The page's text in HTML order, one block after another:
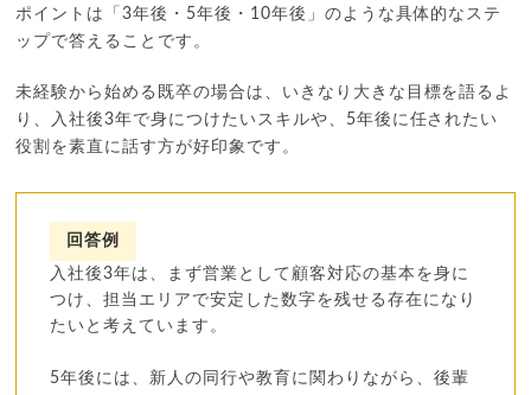
ポイントは「3年後・5年後・10年後」のような具体的なステ
ップで答えることです。
未経験から始める既卒の場合は、いきなり大きな目標を語るよ
り、入社後3年で身につけたいスキルや、5年後に任されたい
役割を素直に話す方が好印象です。
回答例
入社後3年は、まず営業として顧客対応の基本を身に
つけ、担当エリアで安定した数字を残せる存在になり
たいと考えています。
5年後には、新人の同行や教育に関わりながら、後輩